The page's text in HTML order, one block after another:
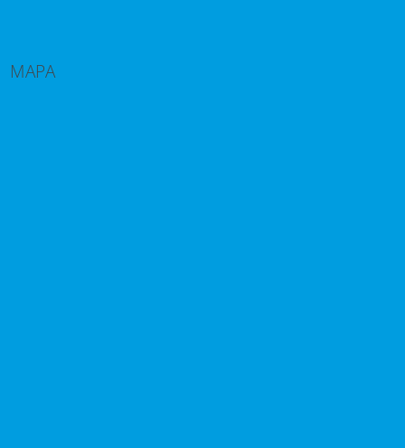
MAPA